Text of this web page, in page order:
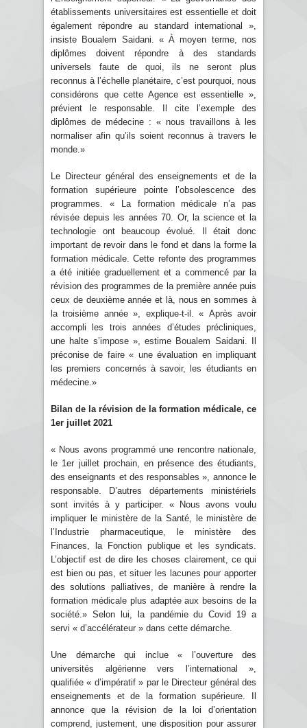
établissements universitaires est essentielle et doit
également répondre au standard international »,
insiste Boualem Saidani. « À moyen terme, nos
diplômes doivent répondre à des standards
universels faute de quoi, ils ne seront plus
reconnus à l’échelle planétaire, c’est pourquoi, nous
considérons que cette Agence est essentielle »,
prévient le responsable. Il cite l’exemple des
diplômes de médecine : « nous travaillons à les
normaliser afin qu’ils soient reconnus à travers le
monde.»
Le Directeur général des enseignements et de la
formation supérieure pointe l’obsolescence des
programmes. « La formation médicale n’a pas
révisée depuis les années 70. Or, la science et la
technologie ont beaucoup évolué. Il était donc
important de revoir dans le fond et dans la forme la
formation médicale. Cette refonte des programmes
a été initiée graduellement et a commencé par la
révision des programmes de la première année puis
ceux de deuxième année et là, nous en sommes à
la troisième année », explique-t-il. « Après avoir
accompli les trois années d’études précliniques,
une halte s’impose », estime Boualem Saidani. Il
préconise de faire « une évaluation en impliquant
les premiers concernés à savoir, les étudiants en
médecine.»
Bilan de la révision de la formation médicale, ce
1er juillet 2021
« Nous avons programmé une rencontre nationale,
le 1er juillet prochain, en présence des étudiants,
des enseignants et des responsables », annonce le
responsable. D’autres départements ministériels
sont invités à y participer. « Nous avons voulu
impliquer le ministère de la Santé, le ministère de
l’Industrie pharmaceutique, le ministère des
Finances, la Fonction publique et les syndicats.
L’objectif est de dire les choses clairement, ce qui
est bien ou pas, et situer les lacunes pour apporter
des solutions palliatives, de manière à rendre la
formation médicale plus adaptée aux besoins de la
société.» Selon lui, la pandémie du Covid 19 a
servi « d’accélérateur » dans cette démarche.
Une démarche qui inclue « l’ouverture des
universités algérienne vers l’international »,
qualifiée « d’impératif » par le Directeur général des
enseignements et de la formation supérieure. Il
annonce que la révision de la loi d’orientation
comprend, justement, une disposition pour assurer